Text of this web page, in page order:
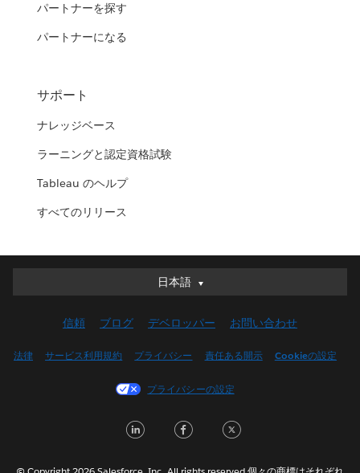
パートナーを探す
パートナーになる
サポート
ナレッジベース
ラーニングと認定資格試験
Tableau のヘルプ
すべてのリリース
日本語
日本語
English (UK)
Français (Canada)
Italiano
信頼 ブログ デベロッパー お問い合わせ
法律 サービス利用規約 プライバシー 責任ある開示 Cookieの設定
プライバシーの設定
LinkedInFacebook